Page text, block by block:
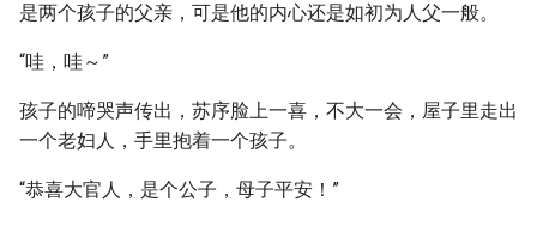
是两个孩子的父亲，可是他的内心还是如初为人父一般。
“哇，哇～”
孩子的啼哭声传出，苏序脸上一喜，不大一会，屋子里走出
一个老妇人，手里抱着一个孩子。
“恭喜大官人，是个公子，母子平安！”